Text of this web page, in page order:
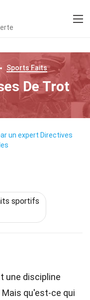
SportsFaits
De Trot
un expert Directives
sportifs
une discipline
qu'est-ce qui